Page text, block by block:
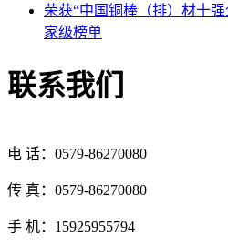
荣获“中国铜棒（排）材十
家级榜单
联系我们
电 话：0579-86270080
传 真：0579-86270080
手 机：15925955794